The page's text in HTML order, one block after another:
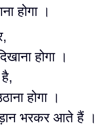
होगा ।
होगा ।
होगा ।
भरकर आते हैं ।